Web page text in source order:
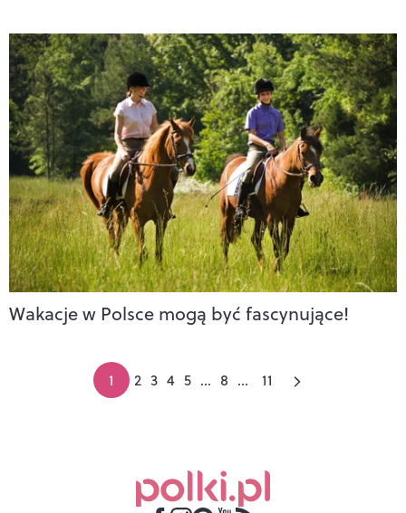
Wakacje w Polsce mogą być fascynujące!
1 2 3 4 5 ... 8 ... 11